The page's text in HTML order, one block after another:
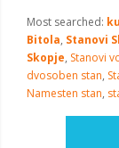
Most searched:
Bitola, Stanovi
Skopje, Stanovi
dvosoben stan,
Namesten stan,